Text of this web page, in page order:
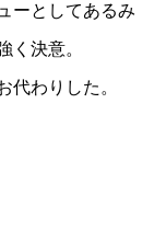
ーとしてあるみ
く決意。
代わりした。